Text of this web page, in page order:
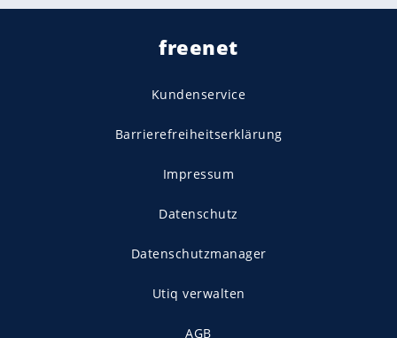
freenet
Kundenservice
Barrierefreiheitserklärung
Impressum
Datenschutz
Datenschutzmanager
Utiq verwalten
AGB